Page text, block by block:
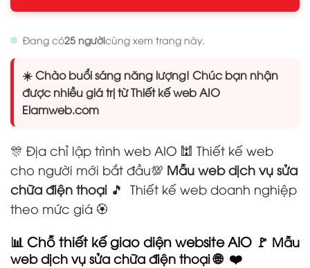
Đang có25 ngườicùng xem trang này.
☀️ Chào buổi sáng năng lượng! Chúc bạn nhận
được nhiều giá trị từ Thiết kế web AIO
Elamweb.com
🎊 Địa chỉ lập trình web AIO 🕍 Thiết kế web
cho người mới bắt đầu💯 Mẫu web dịch vụ sửa
chữa điện thoại 🎵 Thiết kế web doanh nghiệp
theo mức giá 🏵️
📊 Chỗ thiết kế giao diện website AIO 🚩 Mẫu
web dịch vụ sửa chữa điện thoại🌐 ❤️